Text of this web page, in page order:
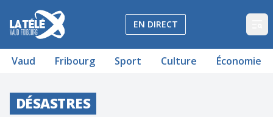
La Télé - Télévision régionale Vaud et Fribourg
EN DIRECT
Vaud Fribourg Sport Culture Économie
DÉSASTRES